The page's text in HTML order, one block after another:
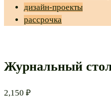
дизайн-проекты
рассрочка
Журнальный
2,150 ₽